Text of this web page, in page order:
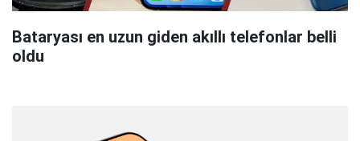
Bataryası en uzun giden akıllı telefonlar belli
oldu